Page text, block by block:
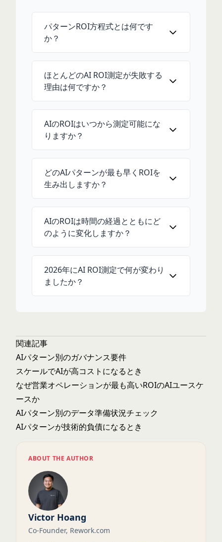
パターンROI方程式とは何です
か？
ほとんどのAI ROI測定が失敗する
理由は何ですか？
AIのROIはいつから測定可能にな
りますか？
どのAIパターンが最も早くROIを
生み出しますか？
AIのROIは時間の経過とともにど
のように変化しますか？
2026年にAI ROI測定で何が変わり
ましたか？
関連記事
AIパターン別のガバナンス要件
スケールでAIが高コストになるとき
なぜ営業オペレーションが最も高いROIのAIユースケ
ースか
AIパターン別のデータ準備状況チェック
AIパターンが技術的負債になるとき
ABOUT THE AUTHOR
Victor Hoang
Co-Founder, Rework.com